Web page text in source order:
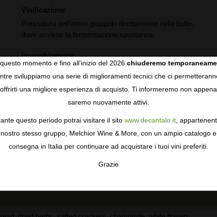
Vinificazione
Pressatura dell'intero grappolo direttamente nella botte,
dove avviene la fermentazione spontanea.
Invecchiamento
Affinamento di 10-11 mesi in barrique nuove francesi.
body with a density and phenolic tension that is
sophisticated palate. Some salted caramel to the
but it’s the center palate that impresses. Creamy texture.
COOKIES
come i cookie per personalizzare e mejorar la tua
sulla privacy
per saperne di più, o gestisci le tue
Consenso.
momento e fino all'inizio del 2026 chiuderemo
sviluppiamo una serie di miglioramenti tecnici che ci
offrirti una migliore esperienza di acquisto. Ti informeremo non appena
saremo nuovamente attivi.
questo periodo potrai visitare il sito www.decantalo.it,
nostro stesso gruppo, Melchior Wine & More, con un ampio catalogo e
consegna in Italia per continuare ad acquistare i tuoi vini preferiti.
Grazie